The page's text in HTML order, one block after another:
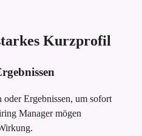
Kurzprofil
Ergebnissen, um sofort
Manager mögen